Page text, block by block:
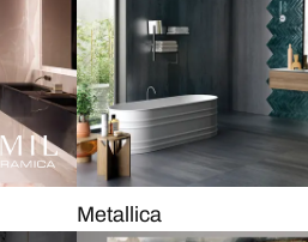
Metallica